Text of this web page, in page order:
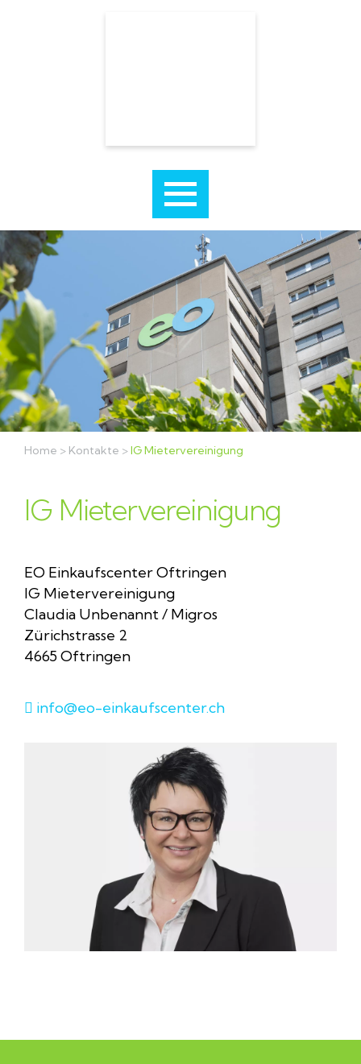
Home > Kontakte >IG Mietervereinigung
IG Mietervereinigung
EO Einkaufscenter Oftringen
IG Mietervereinigung
Claudia Unbenannt / Migros
Zürichstrasse 2
4665 Oftringen
info@eo-einkaufscenter.ch